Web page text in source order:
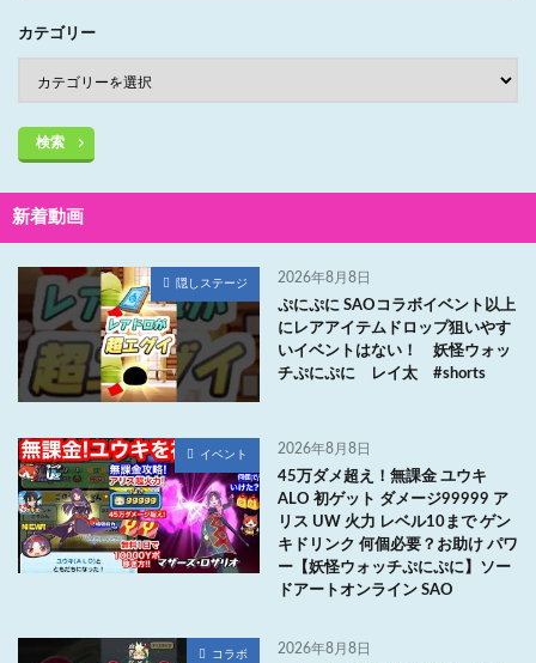
カテゴリー
検索
新着動画
隠しステージ 2026年8月8日
ぷにぷに SAOコラボイベント以上
にレアアイテムドロップ狙いやす
いイベントはない！ 妖怪ウォッ
チぷにぷに レイ太 #shorts
イベント 2026年8月8日
45万ダメ超え！無課金 ユウキ
ALO 初ゲット ダメージ99999 ア
リス UW 火力 レベル10まで ゲン
キドリンク 何個必要？お助け パワ
ー【妖怪ウォッチぷにぷに】ソー
ドアートオンライン SAO
コラボ 2026年8月8日